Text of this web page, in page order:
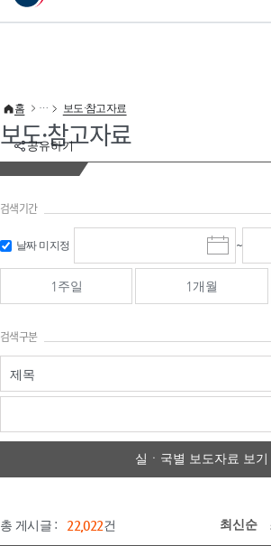
이 누리집은 대한민국 공식 전자정부 누리집입니다.
공유하기
홈 보도·참고자료
보도·참고자료
검색기간
날짜 미지정
시
작
일
선
~
1주일 1개월
검색구분
제목
실ㆍ국별 보도자료 보기
총 게시글 : 22,022건 최신순